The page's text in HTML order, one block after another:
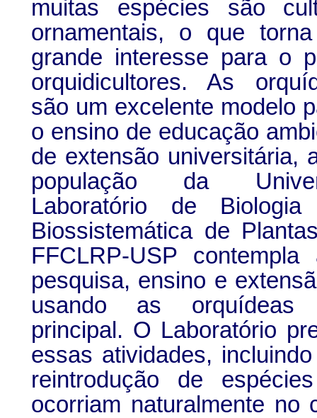
muitas espécies são
ornamentais, o que
grande interesse para o
orquidicultores. As
são um excelente modelo
o ensino de educação
de extensão universitária,
população da
Laboratório de
Biossistemática de
FFCLRP-USP
pesquisa, ensino e
usando as orquídeas
principal. O Laboratório
essas atividades,
reintrodução de
ocorriam naturalmente no